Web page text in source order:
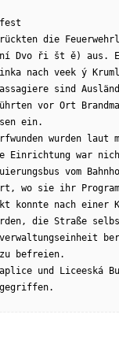
die
Dvo ři št ě) aus.
nach veek ý
sind
vor Ort
ein.
wurden
Einrichtung war
vom
wo sie ihr
konnte nach einer
die Straße
zu befreien.
und Liceeská